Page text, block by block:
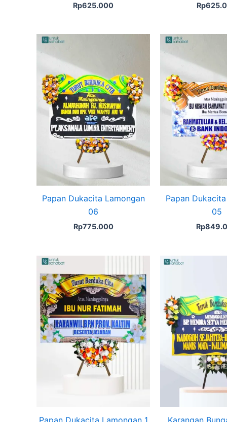
Rp625.000 Rp
Papan Dukacita Lamongan
06
Rp775.000
Papan
05
Rp
Papan Dukacita Lamongan 1
was:
Rp599.000.
is:
Rp575.000.
Karangan